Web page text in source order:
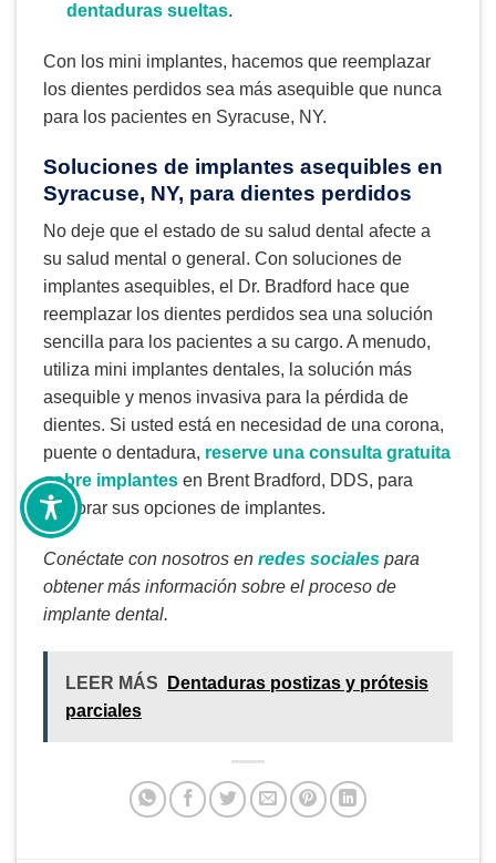
dentaduras sueltas.
Con los mini implantes, hacemos que reemplazar
los dientes perdidos sea más asequible que nunca
para los pacientes en Syracuse, NY.
Soluciones de implantes asequibles en
Syracuse, NY, para dientes perdidos
No deje que el estado de su salud dental afecte a
su salud mental o general. Con soluciones de
implantes asequibles, el Dr. Bradford hace que
reemplazar los dientes perdidos sea una solución
sencilla para los pacientes a su cargo. A menudo,
utiliza mini implantes dentales, la solución más
asequible y menos invasiva para la pérdida de
dientes. Si usted está en necesidad de una corona,
puente o dentadura, reserve una consulta gratuita
sobre implantes en Brent Bradford, DDS, para
explorar sus opciones de implantes.
Conéctate con nosotros en redes sociales para
obtener más información sobre el proceso de
implante dental.
LEER MÁS
Dentaduras postizas y prótesis
parciales